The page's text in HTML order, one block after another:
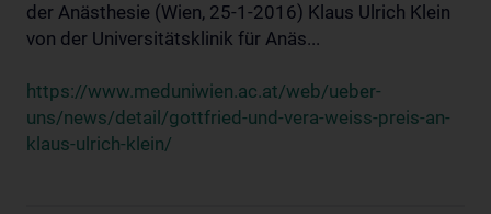
der Anästhesie (Wien, 25-1-2016) Klaus Ulrich Klein
von der Universitätsklinik für Anäs...
https://www.meduniwien.ac.at/web/ueber-
uns/news/detail/gottfried-und-vera-weiss-preis-an-
klaus-ulrich-klein/